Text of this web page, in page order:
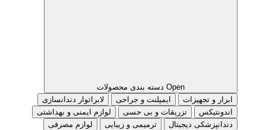
Open دسته بندی محصولات
ابزار و تجهیزات
ایمپلنت و جراحی
لابراتوار دندانسازی
اندونتیکس
تزریقات و بی حسی
لوازم ایمنی و بهداشتی
دندانپزشکی دیجیتال
ترمیمی و زیبایی لوازم مصرفی